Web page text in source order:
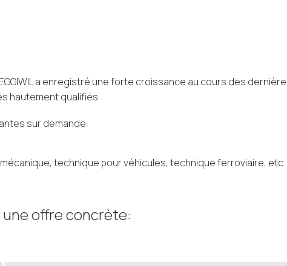
a enregistré une forte croissance au cours des
hautement qualifiés.
sur demande:
technique pour véhicules, technique ferroviaire, etc.
offre concrète: